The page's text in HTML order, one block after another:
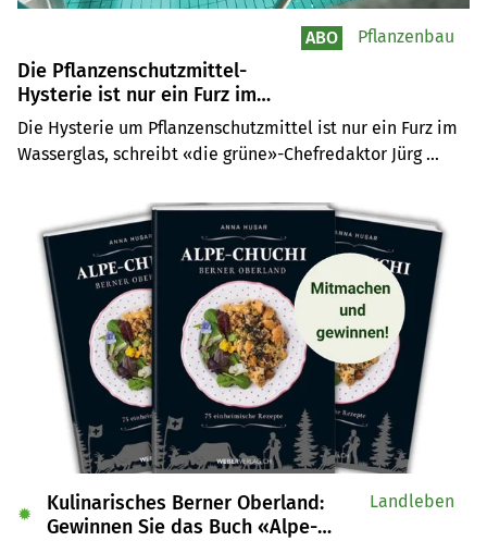
Die Pflanzenschutzmittel-
Hysterie ist nur ein Furz im
Wasserglas
Die Hysterie um Pflanzenschutzmittel ist nur ein Furz im
Wasserglas, schreibt «die grüne»-Chefredaktor Jürg
sind gemäss der Internationalen Krebsforschungsagentur
IARC  «möglicherweise krebserregend». Genauso wie das
Süssungsmittel Aspartam – und das konsumieren wir
täglich in kalorienreduzierten Softdrinks wie Coca-Cola
light, in Kaugummis und Diätprodukten.
ABO Pflanzenbau
Kulinarisches Berner Oberland:
Gewinnen Sie das Buch «Alpe-
✹
Landleben